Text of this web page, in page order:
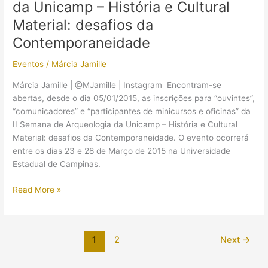
da Unicamp – História e Cultural
Material: desafios da
Contemporaneidade
Eventos / Márcia Jamille
Márcia Jamille | @MJamille | Instagram Encontram-se
abertas, desde o dia 05/01/2015, as inscrições para “ouvintes”,
“comunicadores” e “participantes de minicursos e oficinas” da
II Semana de Arqueologia da Unicamp – História e Cultural
Material: desafios da Contemporaneidade. O evento ocorrerá
entre os dias 23 e 28 de Março de 2015 na Universidade
Estadual de Campinas.
[Evento]
Read More »
1 2 Next →